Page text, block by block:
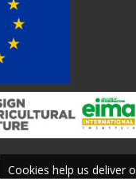
Cookies help us deliver